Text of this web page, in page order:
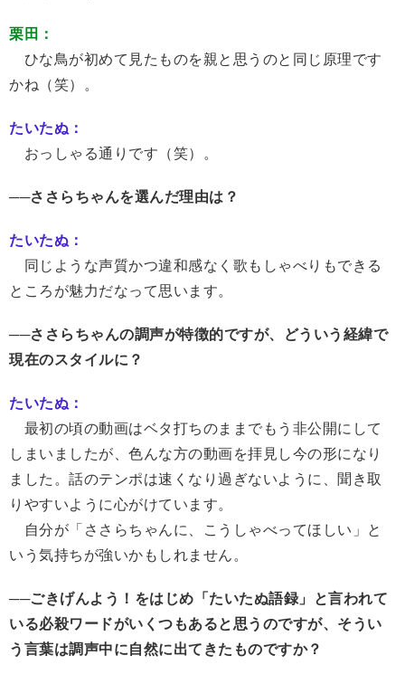
栗田：
ひな鳥が初めて見たものを親と思うのと同じ原理です
かね（笑）。
たいたぬ：
おっしゃる通りです（笑）。
──ささらちゃんを選んだ理由は？
たいたぬ：
同じような声質かつ違和感なく歌もしゃべりもできる
ところが魅力だなって思います。
──ささらちゃんの調声が特徴的ですが、どういう経緯で
現在のスタイルに？
たいたぬ：
最初の頃の動画はベタ打ちのままでもう非公開にして
しまいましたが、色んな方の動画を拝見し今の形になり
ました。話のテンポは速くなり過ぎないように、聞き取
りやすいように心がけています。
自分が「ささらちゃんに、こうしゃべってほしい」と
いう気持ちが強いかもしれません。
──ごきげんよう！をはじめ「たいたぬ語録」と言われて
いる必殺ワードがいくつもあると思うのですが、そうい
う言葉は調声中に自然に出てきたものですか？